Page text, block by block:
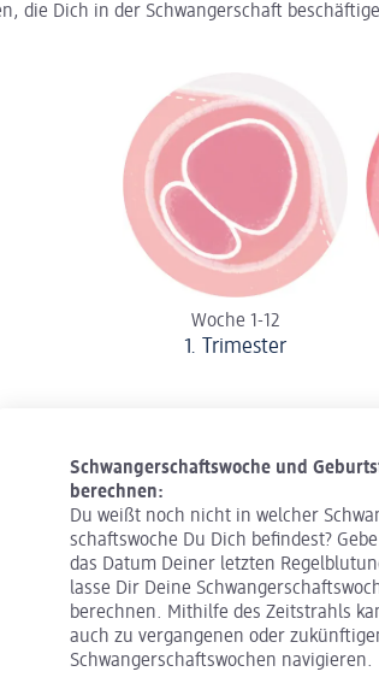
die Dich in der Schwangerschaft
Woche 1-12
1. Trimester
Schwanger­schafts­woche und
berechnen:
Du weißt noch nicht in welcher
schafts­woche Du Dich befindest?
das Datum Deiner letzten
lasse Dir Deine
berechnen. Mithilfe des Zeitstrahls
auch zu vergangenen oder
Schwangerschafts­wochen navigieren.